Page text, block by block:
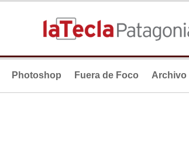
Photoshop Fuera de Foco Archivo